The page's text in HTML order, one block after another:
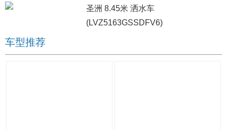
圣洲 8.45米 洒水车
(LVZ5163GSSDFV6)
车型推荐